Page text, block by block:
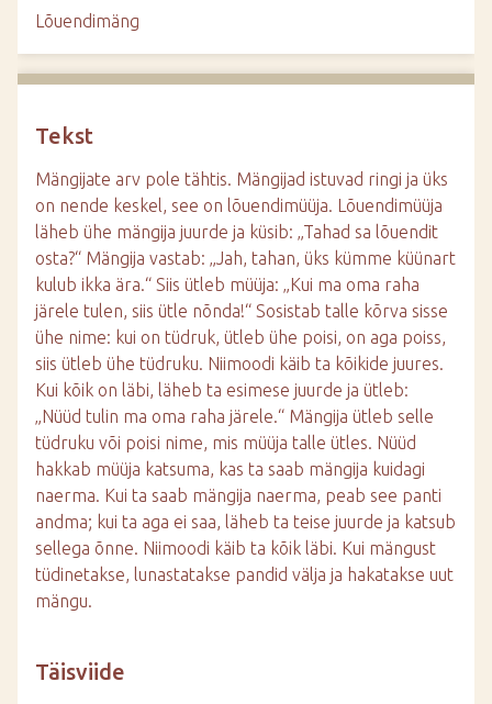
Lõuendimäng
Tekst
Mängijate arv pole tähtis. Mängijad istuvad ringi ja üks
on nende keskel, see on lõuendimüüja. Lõuendimüüja
läheb ühe mängija juurde ja küsib: „Tahad sa lõuendit
osta?“ Mängija vastab: „Jah, tahan, üks kümme küünart
kulub ikka ära.“ Siis ütleb müüja: „Kui ma oma raha
järele tulen, siis ütle nõnda!“ Sosistab talle kõrva sisse
ühe nime: kui on tüdruk, ütleb ühe poisi, on aga poiss,
siis ütleb ühe tüdruku. Niimoodi käib ta kõikide juures.
Kui kõik on läbi, läheb ta esimese juurde ja ütleb:
„Nüüd tulin ma oma raha järele.“ Mängija ütleb selle
tüdruku või poisi nime, mis müüja talle ütles. Nüüd
hakkab müüja katsuma, kas ta saab mängija kuidagi
naerma. Kui ta saab mängija naerma, peab see panti
andma; kui ta aga ei saa, läheb ta teise juurde ja katsub
sellega õnne. Niimoodi käib ta kõik läbi. Kui mängust
tüdinetakse, lunastatakse pandid välja ja hakatakse uut
mängu.
Täisviide